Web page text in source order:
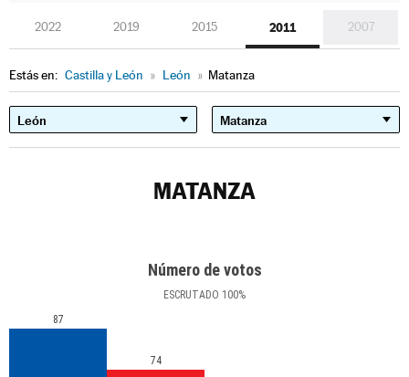
2022 2019 2015 2011 2007
Estás en: Castilla y León » León » Matanza
MATANZA
Número de votos
ESCRUTADO 100%
87
74